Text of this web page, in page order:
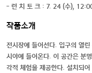
- 런 치 토 크 : 7. 24 (수),
작품소개
전시장에 들어선다. 입구의 열
시야에 들어온다. 이 공간은 분
각적 체험을 제공한다. 설치되